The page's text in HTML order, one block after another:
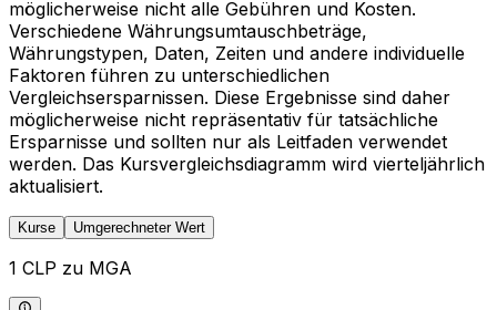
möglicherweise nicht alle Gebühren und Kosten.
Verschiedene Währungsumtauschbeträge,
Währungstypen, Daten, Zeiten und andere individuelle
Faktoren führen zu unterschiedlichen
Vergleichsersparnissen. Diese Ergebnisse sind daher
möglicherweise nicht repräsentativ für tatsächliche
Ersparnisse und sollten nur als Leitfaden verwendet
werden. Das Kursvergleichsdiagramm wird vierteljährlich
aktualisiert.
Kurse Umgerechneter Wert
1 CLP zu MGA